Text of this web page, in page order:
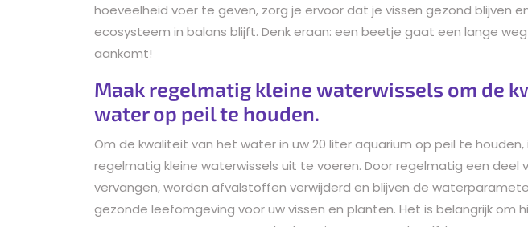
hoeveelheid voer te geven, zorg je ervoor dat je vissen gezond blijven
ecosysteem in balans blijft. Denk eraan: een beetje gaat een lange
aankomt!
Maak regelmatig kleine waterwissels om de
water op peil te houden.
Om de kwaliteit van het water in uw 20 liter aquarium op peil te
regelmatig kleine waterwissels uit te voeren. Door regelmatig een deel
vervangen, worden afvalstoffen verwijderd en blijven de
gezonde leefomgeving voor uw vissen en planten. Het is belangrijk om